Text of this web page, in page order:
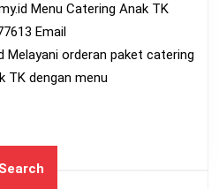
Menu Catering Anak TK
Email
Melayani orderan paket catering
TK dengan menu
Search